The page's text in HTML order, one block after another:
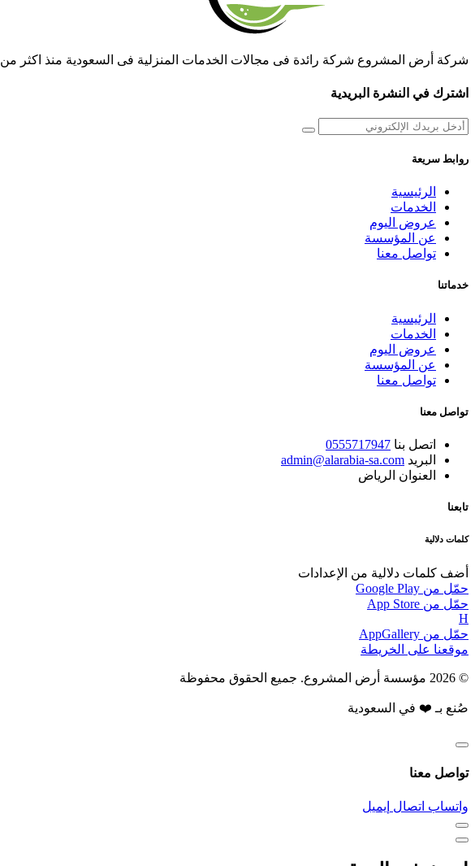
شركة أرض المشروع شركة رائدة فى مجالات الخدمات المنزلية فى السعودية منذ اكثر من 17 عام
اشترك في النشرة البريدية
روابط سريعة
الرئيسية
الخدمات
عروض اليوم
عن المؤسسة
تواصل معنا
خدماتنا
الرئيسية
الخدمات
عروض اليوم
عن المؤسسة
تواصل معنا
تواصل معنا
اتصل بنا 0555717947
البريد admin@alarabia-sa.com
العنوان الرياض
تابعنا
كلمات دلالية
أضف كلمات دلالية من الإعدادات
حمّل من Google Play
حمّل من App Store
H
حمّل من AppGallery
موقعنا على الخريطة
© 2026 مؤسسة أرض المشروع. جميع الحقوق محفوظة
صُنع بـ ❤️ في السعودية
تواصل معنا
واتساب اتصال إيميل